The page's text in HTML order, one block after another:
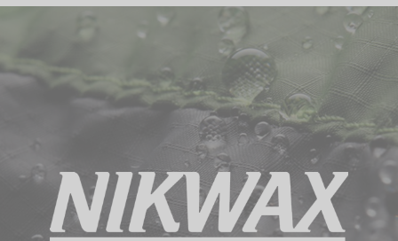
/ NUOTO
SPORT